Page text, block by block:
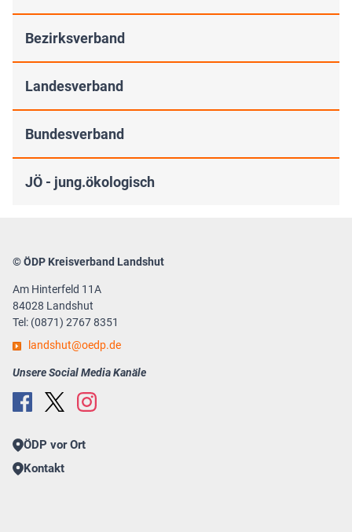
Bezirksverband
Landesverband
Bundesverband
JÖ - jung.ökologisch
© ÖDP Kreisverband Landshut
Am Hinterfeld 11A
84028 Landshut
Tel: (0871) 2767 8351
landshut
oedp.de
Unsere Social Media Kanäle
ÖDP vor Ort
Kontakt